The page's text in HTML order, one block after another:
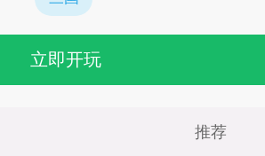
立即开玩
推荐